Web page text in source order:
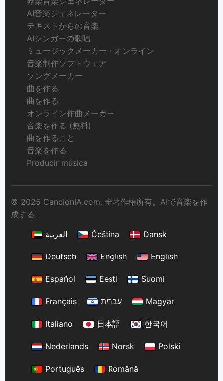
AI音楽ジェネレーター
テキストからの音楽
AIシンガーの歌唱
ミュージックメーカー・オンライン
音楽制作ソフトウェア
ソングメーカー
曲を作る
曲を作る
オンライン作曲メーカー
音楽を作る (無料)
曲を作ること
音楽を作る
Producir música
© 2025 CancionIA.com. 全著作権所有。AIで音楽を作
成する。
العربية
Čeština Dansk
Deutsch English English
Español Eesti Suomi
Français עברית Magyar
Italiano 日本語 한국어
Nederlands Norsk Polski
Português Română